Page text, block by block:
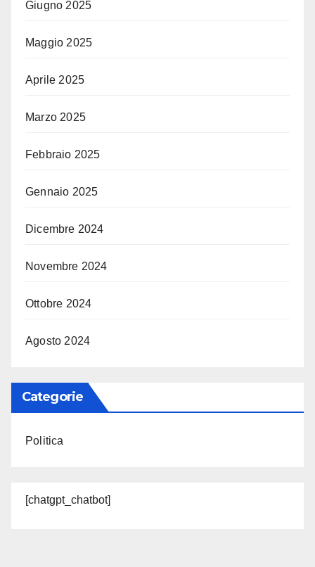
Giugno 2025
Maggio 2025
Aprile 2025
Marzo 2025
Febbraio 2025
Gennaio 2025
Dicembre 2024
Novembre 2024
Ottobre 2024
Agosto 2024
Categorie
Politica
[chatgpt_chatbot]